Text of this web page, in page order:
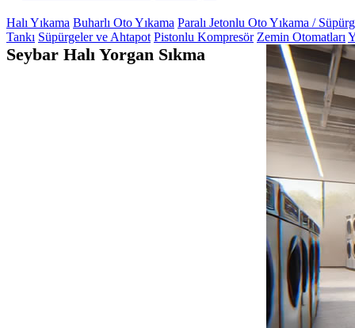
Halı Yıkama Buharlı Oto Yıkama Paralı Jetonlu Oto Yıkama /
Tankı Süpürgeler ve Ahtapot Pistonlu Kompresör Zemin Otomatları
Seybar Halı Yorgan Sıkma